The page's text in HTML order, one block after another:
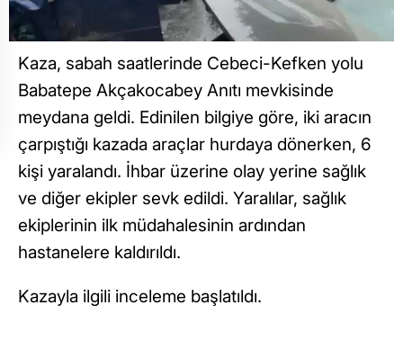
Kaza, sabah saatlerinde Cebeci-Kefken yolu
Babatepe Akçakocabey Anıtı mevkisinde
meydana geldi. Edinilen bilgiye göre, iki aracın
çarpıştığı kazada araçlar hurdaya dönerken, 6
kişi yaralandı. İhbar üzerine olay yerine sağlık
ve diğer ekipler sevk edildi. Yaralılar, sağlık
ekiplerinin ilk müdahalesinin ardından
hastanelere kaldırıldı.
Kazayla ilgili inceleme başlatıldı.